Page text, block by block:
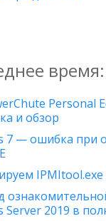
время:
Personal
и обзор
7 — ошибка при
IPMItool.exe
Server 2019 в